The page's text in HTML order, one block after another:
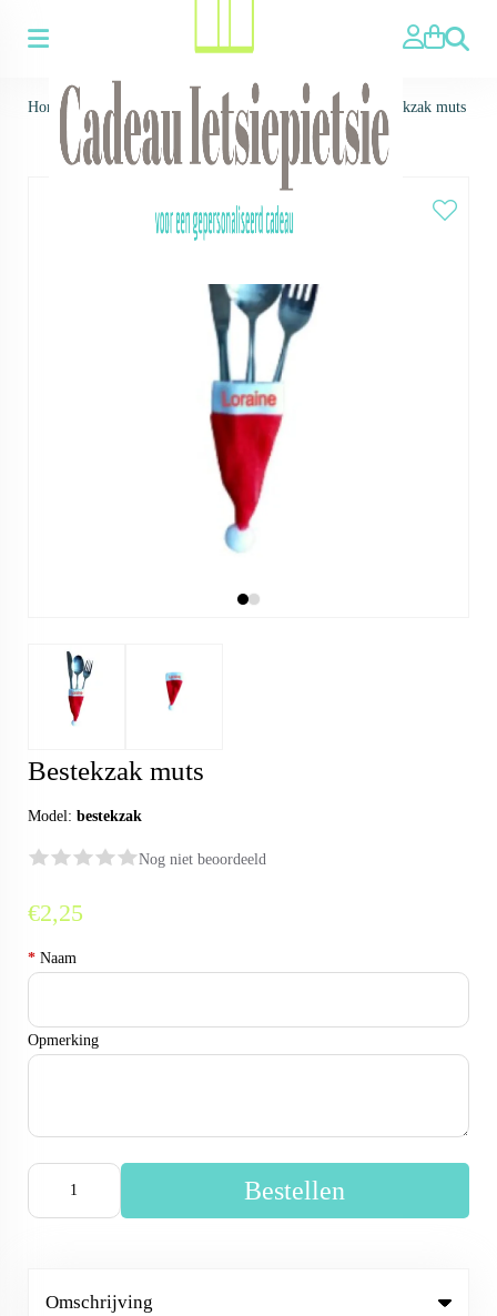
Zoeken
Home > Feestdagen ▼> Kerstmis> Bestek zakken> Bestekzak muts
Bestekzak muts
Model: bestekzak
Nog niet beoordeeld
€2,25
* Naam
Opmerking
Bestellen
Omschrijving